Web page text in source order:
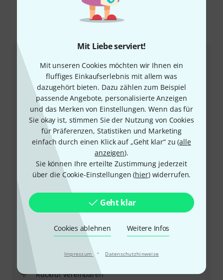
Mit Liebe serviert!
Mit unseren Cookies möchten wir Ihnen ein
fluffiges Einkaufserlebnis mit allem was
dazugehört bieten. Dazu zählen zum Beispiel
passende Angebote, personalisierte Anzeigen
und das Merken von Einstellungen. Wenn das für
Sie okay ist, stimmen Sie der Nutzung von Cookies
für Präferenzen, Statistiken und Marketing
einfach durch einen Klick auf „Geht klar“ zu (alle
anzeigen).
Sie können Ihre erteilte Zustimmung jederzeit
über die Cookie-Einstellungen (hier) widerrufen.
Geht klar
Cookies ablehnen Weitere Infos
Impressum · Datenschutzhinweise
Kundenservice
+43-13850157
Unser Thomann Team Kundenservice steht Ihnen bei
allen Fragen und Problemen nach dem Kauf zur Seite.
Kundennummer bereithalten
Öffnungszeiten
Rückruf vereinbaren